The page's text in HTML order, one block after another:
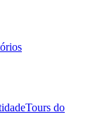
Tours do